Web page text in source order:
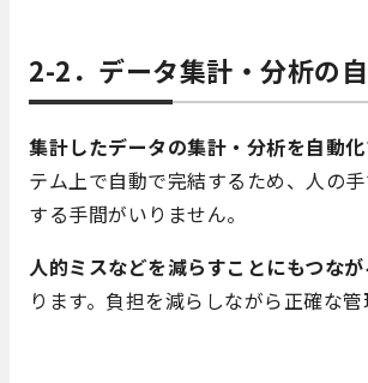
2-2．データ集計・分析の
集計したデータの集計・分析を自動
テム上で自動で完結するため、人の
する手間がいりません。
人的ミスなどを減らすことにもつなが
ります。負担を減らしながら正確な管